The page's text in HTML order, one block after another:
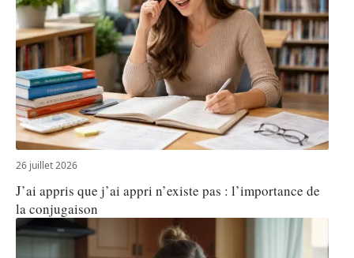
26 juillet 2026
J’ai appris que j’ai appri n’existe pas : l’importance de
la conjugaison